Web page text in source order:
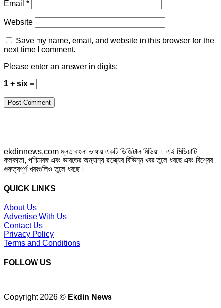
Email *
Website
Save my name, email, and website in this browser for the
next time I comment.
Please enter an answer in digits:
1 + six =
ekdinnews.com মূলত বাংলা ভাষায় একটি ডিজিটাল মিডিয়া। এই মিডিয়াটি
কলকাতা, পশ্চিমবঙ্গ এবং ভারতের অন্যান্য রাজ্যের বিভিন্ন খবর তুলে ধরছে এবং বিশ্বের
গুরুত্বপূর্ণ খবরগুলিও তুলে ধরছে।
QUICK LINKS
About Us
Advertise With Us
Contact Us
Privacy Policy
Terms and Conditions
FOLLOW US
Copyright 2026 © Ekdin News